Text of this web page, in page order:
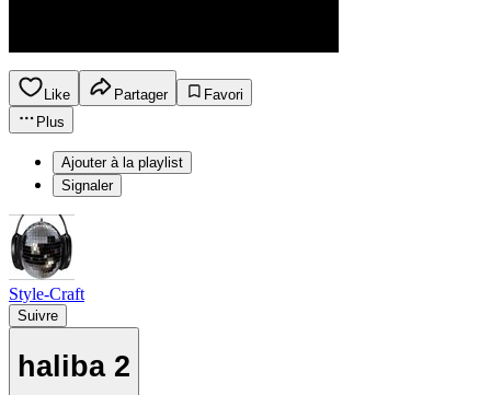
Like Partager
Favori
Plus
Ajouter à la playlist
Signaler
Style-Craft
Suivre
haliba 2